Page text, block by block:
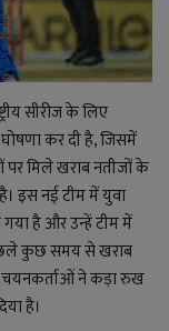
सीरीज के लिए
घोषणा कर दी है, जिसमें
मिले खराब नतीजों के
इस नई टीम में युवा
है और उन्हें टीम में
कुछ समय से खराब
ने कड़ा रुख
है।